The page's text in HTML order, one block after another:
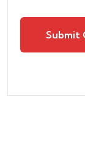
Submit